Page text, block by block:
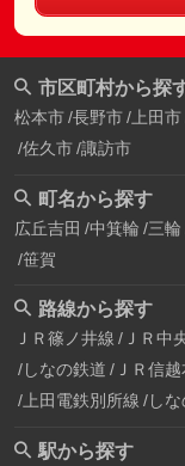
市区町村から探
松本市 長野市 上田市
佐久市 諏訪市
町名から探す
広丘吉田 中箕輪 三輪
笹賀
路線から探す
ＪＲ篠ノ井線 ＪＲ中
しなの鉄道 ＪＲ信越
上田電鉄別所線 しな
駅から探す